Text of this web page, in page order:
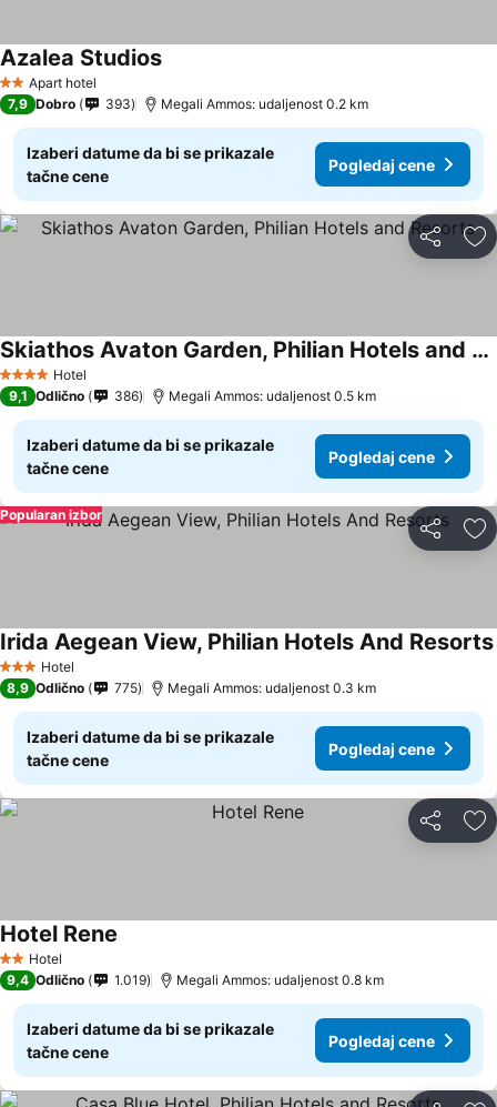
2 Zvezdice
Apart hotel
Azalea Studios
7,9 Dobro 393 Megali Ammos: udaljenost 0.2 km
Izaberi datume da bi se prikazale
tačne cene
Pogledaj cene
Deli
4 ZvezdiceHotel
Skiathos Avaton Garden, Philian Hotels and Resorts
9,1 Odlično 386 Megali Ammos: udaljenost 0.5 km
Izaberi datume da bi se prikazale
tačne cene
Pogledaj cene
Deli
Popularan izbor
3 Zvezdice
Hotel
Irida Aegean View, Philian Hotels And Resorts
8,9 Odlično 775 Megali Ammos: udaljenost 0.3 km
Izaberi datume da bi se prikazale
tačne cene
Pogledaj cene
Deli
2 Zvezdice
Hotel
Hotel Rene
9,4 Odlično 1.019 Megali Ammos: udaljenost 0.8 km
Izaberi datume da bi se prikazale
tačne cene
Pogledaj cene